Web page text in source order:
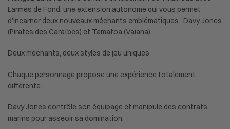
Larmes de Fond, une extension autonome qui vous permet
d’incarner deux nouveaux méchants emblématiques : Davy Jones
(Pirates des Caraïbes) et Tamatoa (Vaiana).
Deux méchants, deux styles de jeu uniques
Chaque personnage propose une expérience totalement
différente :
Davy Jones contrôle son équipage et manipule des contrats
marins pour asseoir sa domination.